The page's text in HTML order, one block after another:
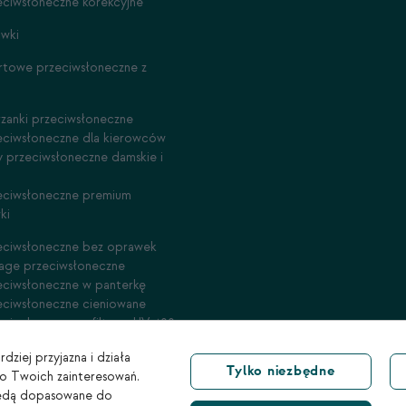
przeciwsłoneczne z
przeciwsłoneczne
dla kierowców
przeciwsłoneczne damskie i
premium
bez oprawek
przeciwsłoneczne
w panterkę
cieniowane
z filtrem UV 400
przyjazna i działa
Twoich zainteresowań.
dopasowane do
Tylko niezbędne